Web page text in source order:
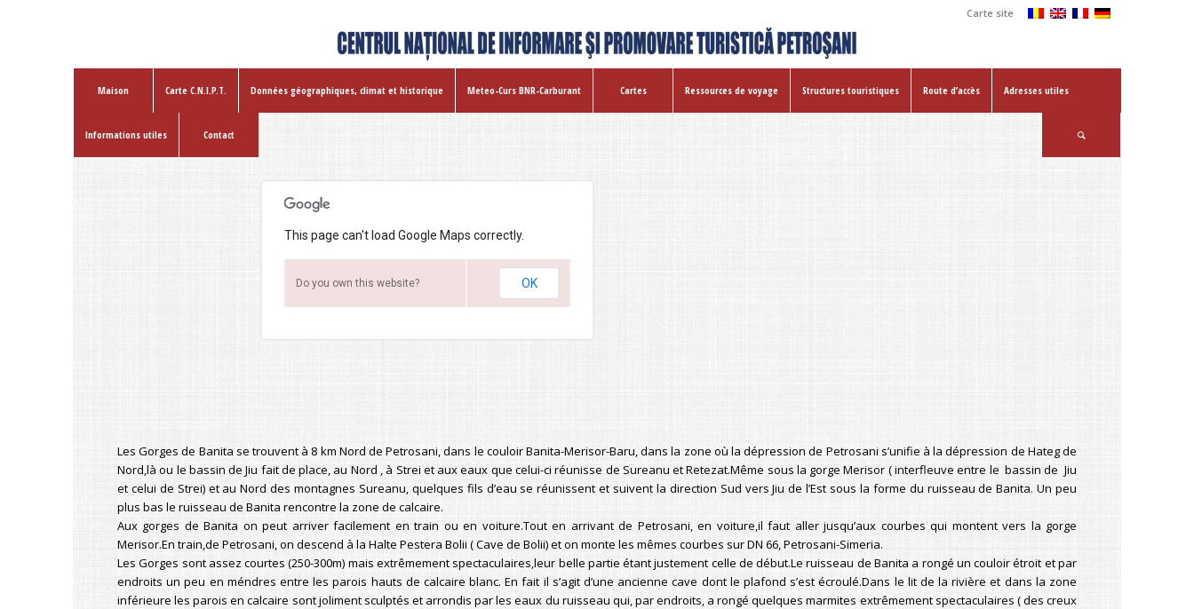
Carte site
Maison Carte C.N.I.P.T. Données géographiques, climat et historique Meteo-Curs BNR-Carburant Cartes Ressources de voyage Structures touristiques Route d’accès Adresses utiles
Informations utiles Contact
This page can't load Google Maps correctly.
Do you own this website? OK
Les Gorges de Banita se trouvent à 8 km Nord de Petrosani, dans le couloir Banita-Merisor-Baru, dans la zone où la dépression de Petrosani s’unifie à la dépression de Hateg de
Nord,là ou le bassin de Jiu fait de place, au Nord , à Strei et aux eaux que celui-ci réunisse de Sureanu et Retezat.Même sous la gorge Merisor ( interfleuve entre le bassin de Jiu
et celui de Strei) et au Nord des montagnes Sureanu, quelques fils d’eau se réunissent et suivent la direction Sud vers Jiu de l’Est sous la forme du ruisseau de Banita. Un peu
plus bas le ruisseau de Banita rencontre la zone de calcaire.
Aux gorges de Banita on peut arriver facilement en train ou en voiture.Tout en arrivant de Petrosani, en voiture,il faut aller jusqu’aux courbes qui montent vers la gorge
Merisor.En train,de Petrosani, on descend à la Halte Pestera Bolii ( Cave de Bolii) et on monte les mêmes courbes sur DN 66, Petrosani-Simeria.
Les Gorges sont assez courtes (250-300m) mais extrêmement spectaculaires,leur belle partie étant justement celle de début.Le ruisseau de Banita a rongé un couloir étroit et par
endroits un peu en méndres entre les parois hauts de calcaire blanc. En fait il s’agit d’une ancienne cave dont le plafond s’est écroulé.Dans le lit de la rivière et dans la zone
inférieure les parois en calcaire sont joliment sculptés et arrondis par les eaux du ruisseau qui, par endroits, a rongé quelques marmites extrêmement spectaculaires ( des creux